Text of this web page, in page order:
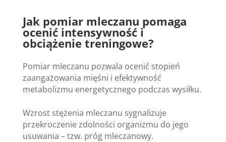
Jak pomiar mleczanu pomaga
ocenić intensywność i
obciążenie treningowe?
Pomiar mleczanu pozwala ocenić stopień
zaangażowania mięśni i efektywność
metabolizmu energetycznego podczas wysiłku.
Wzrost stężenia mleczanu sygnalizuje
przekroczenie zdolności organizmu do jego
usuwania – tzw. próg mleczanowy.